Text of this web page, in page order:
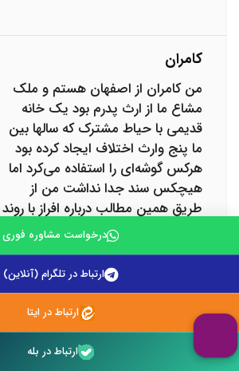
کامران
من کامران از اصفهان هستم و ملک
مشاع ما از ارث پدرم بود یک خانه
قدیمی با حیاط مشترک که سالها بین
ما پنج وارث اختلاف ایجاد کرده بود
هرکس گوشه‌ای را استفاده می‌کرد اما
هیچکس سند جدا نداشت من از
طریق همین مطالب درباره افراز با روند
قانونی آشنا شدم و متوجه شدم باید
دادخواست بدهیم تا کارشناس بررسی
کند مراحل دقیقا همانطور بود که در
مطلب آمده کارشناس رسمی
دادگستری آمد وضعیت بنا را اندازه
گیری کرد ارزش هر قسمت را سنجید و
حتی حقوق ارتفاقی را بررسی کرد بعد
درخواست مشاوره فوری
ارتباط در تلگرام (آنلاین)
ارتباط در ایتا
ارتباط در بله